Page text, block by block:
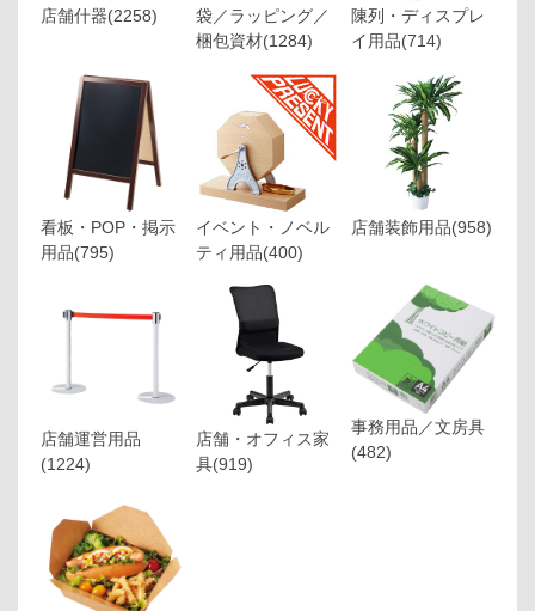
店舗什器(2258)
袋／ラッピング／
梱包資材(1284)
陳列・ディスプレ
イ用品(714)
看板・POP・掲示
用品(795)
イベント・ノベル
ティ用品(400)
店舗装飾用品(958)
店舗運営用品
(1224)
店舗・オフィス家
具(919)
事務用品／文房具
(482)